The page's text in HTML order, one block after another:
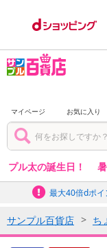
マイページ お気に入り
プル太の誕生日！
最大40倍dポイ
サンプル百貨店 ち